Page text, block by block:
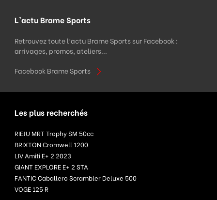
L'actu Brame Sports
Retrouvez toute l’actu Brame Sports sur Facebook :
arrivages, promos, ateliers...
Facebook Brame Sports
Les plus recherchés
RIEJU MRT Trophy SM 50cc
BRIXTON Cromwell 1200
LIV Amiti E+ 2 2023
GIANT EXPLORE E+ 2 STA
FANTIC Caballero Scrambler Deluxe 500
VOGE 125 R